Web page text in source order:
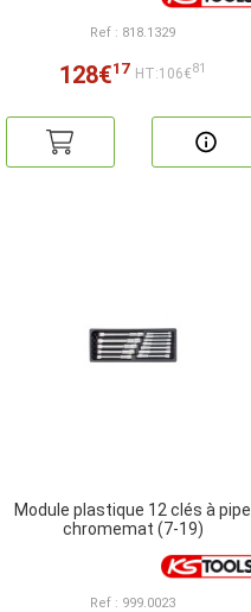
Ref : 818.1329
128€17 HT:106€81
Module plastique 12 clés à pipe
chromemat (7-19)
Ref : 999.0023